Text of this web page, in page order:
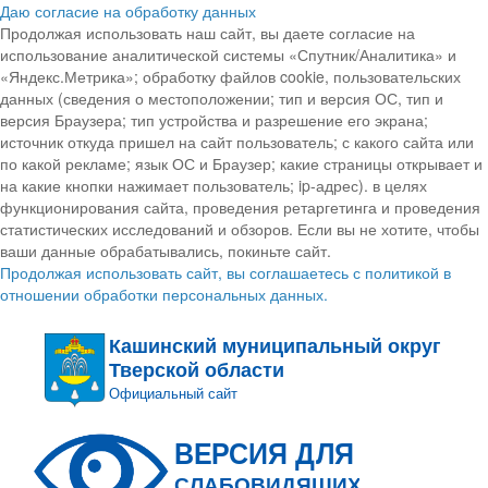
Даю согласие на обработку данных
Продолжая использовать наш сайт, вы даете согласие на
использование аналитической системы «Спутник/Аналитика» и
«Яндекс.Метрика»; обработку файлов cookie, пользовательских
данных (сведения о местоположении; тип и версия ОС, тип и
версия Браузера; тип устройства и разрешение его экрана;
источник откуда пришел на сайт пользователь; с какого сайта или
по какой рекламе; язык ОС и Браузер; какие страницы открывает и
на какие кнопки нажимает пользователь; ip-адрес). в целях
функционирования сайта, проведения ретаргетинга и проведения
статистических исследований и обзоров. Если вы не хотите, чтобы
ваши данные обрабатывались, покиньте сайт.
Продолжая использовать сайт, вы соглашаетесь с политикой в
отношении обработки персональных данных.